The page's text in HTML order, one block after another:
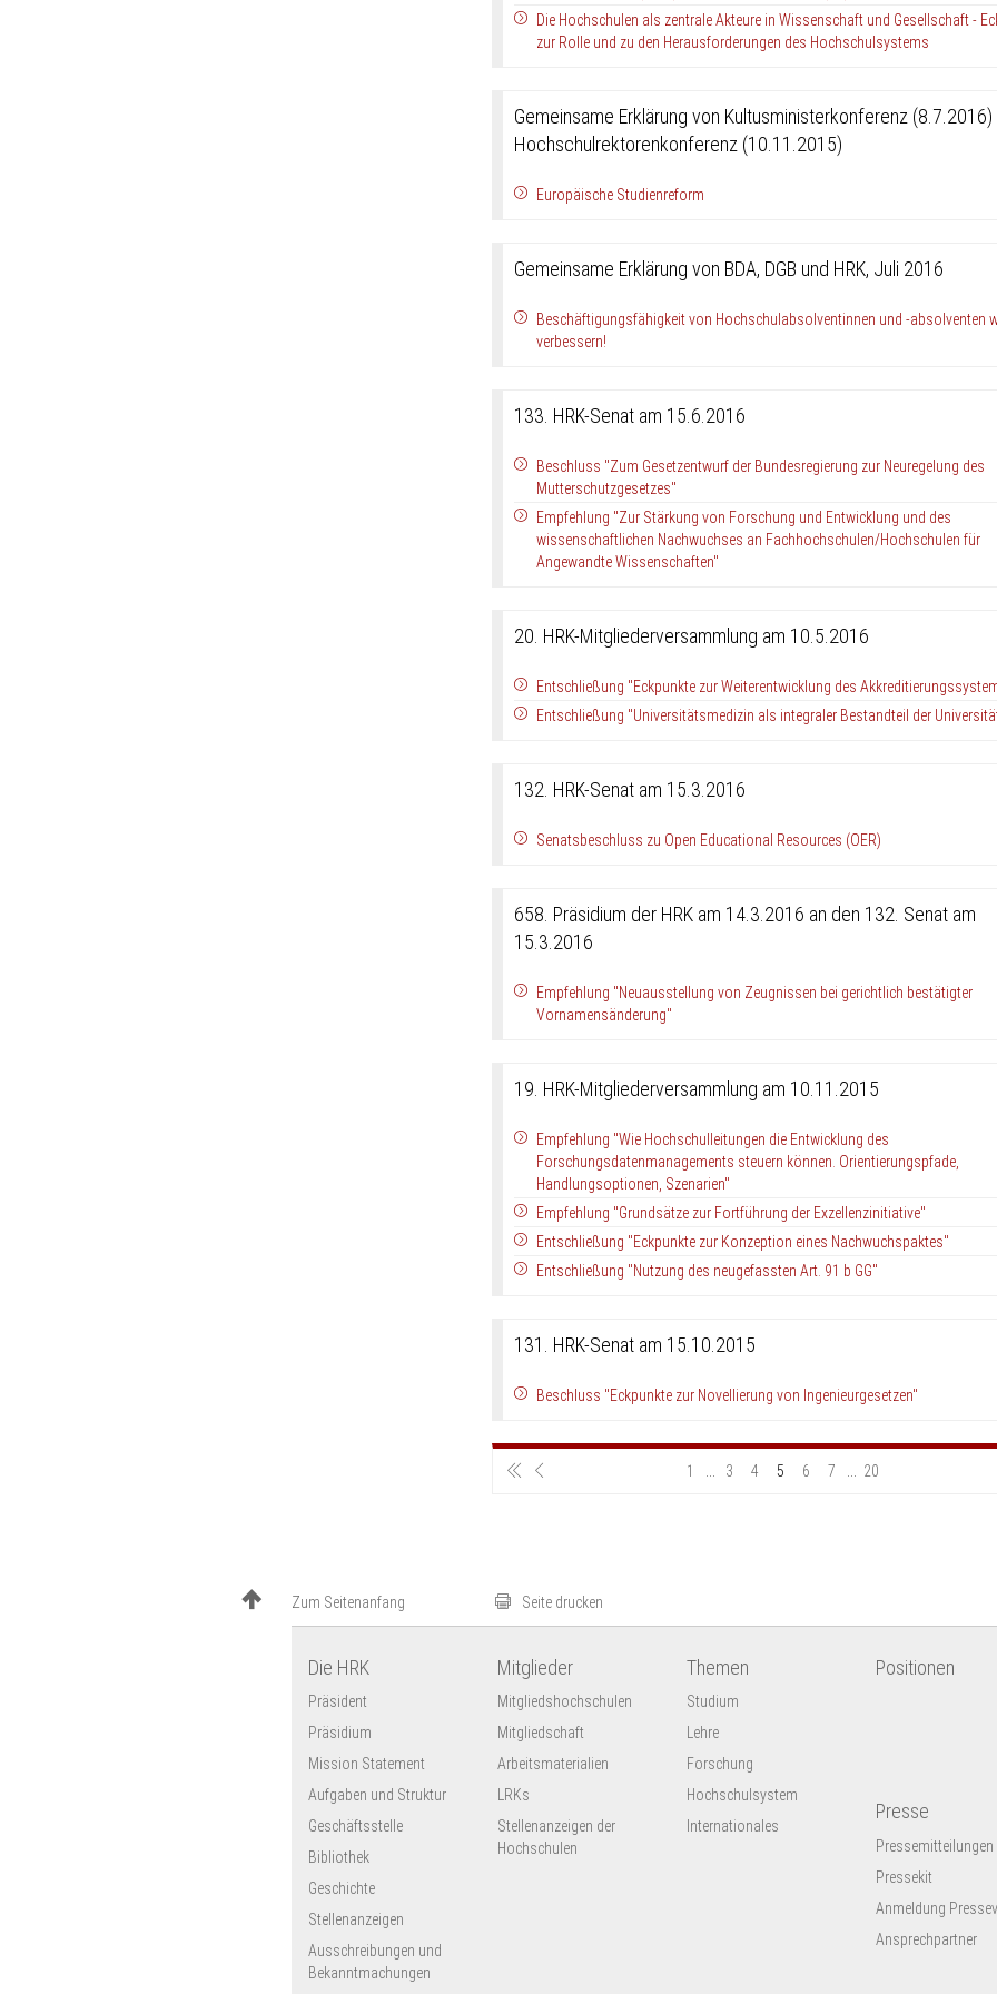
Die Hochschulen als zentrale Akteure in Wissenschaft und Gesellschaft -
zur Rolle und zu den Herausforderungen des Hochschulsystems
Gemeinsame Erklärung von Kultusministerkonferenz (8.7.2016)
Hochschulrektorenkonferenz (10.11.2015)
Europäische Studienreform
Gemeinsame Erklärung von BDA, DGB und HRK, Juli 2016
Beschäftigungsfähigkeit von Hochschulabsolventinnen und -absolventen
verbessern!
133. HRK-Senat am 15.6.2016
Beschluss "Zum Gesetzentwurf der Bundesregierung zur Neuregelung des
Mutterschutzgesetzes"
Empfehlung "Zur Stärkung von Forschung und Entwicklung und des
wissenschaftlichen Nachwuchses an Fachhochschulen/Hochschulen für
Angewandte Wissenschaften"
20. HRK-Mitgliederversammlung am 10.5.2016
Entschließung "Eckpunkte zur Weiterentwicklung des
Entschließung "Universitätsmedizin als integraler Bestandteil der
132. HRK-Senat am 15.3.2016
Senatsbeschluss zu Open Educational Resources (OER)
658. Präsidium der HRK am 14.3.2016 an den 132. Senat am
15.3.2016
Empfehlung "Neuausstellung von Zeugnissen bei gerichtlich bestätigter
Vornamensänderung"
19. HRK-Mitgliederversammlung am 10.11.2015
Empfehlung "Wie Hochschulleitungen die Entwicklung des
Forschungsdatenmanagements steuern können. Orientierungspfade,
Handlungsoptionen, Szenarien"
Empfehlung "Grundsätze zur Fortführung der Exzellenzinitiative"
Entschließung "Eckpunkte zur Konzeption eines Nachwuchspaktes"
Entschließung "Nutzung des neugefassten Art. 91 b GG"
131. HRK-Senat am 15.10.2015
Beschluss "Eckpunkte zur Novellierung von Ingenieurgesetzen"
1 3 4 5 6 7 20
Zum Seitenanfang Seite drucken
Die HRK
Präsident
Präsidium
Mission Statement
Aufgaben und Struktur
Geschäftsstelle
Bibliothek
Geschichte
Stellenanzeigen
Ausschreibungen und
Bekanntmachungen
Mitglieder
Mitgliedshochschulen
Mitgliedschaft
Arbeitsmaterialien
LRKs
Stellenanzeigen der
Hochschulen
Themen
Studium
Lehre
Forschung
Hochschulsystem
Internationales
Positionen
Presse
Pressemitteilungen
Pressekit
Anmeldung
Ansprechpartner